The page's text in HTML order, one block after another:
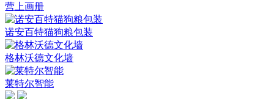
营上画册
诺安百特猫狗粮包装
格林沃德文化墙
莱特尔智能